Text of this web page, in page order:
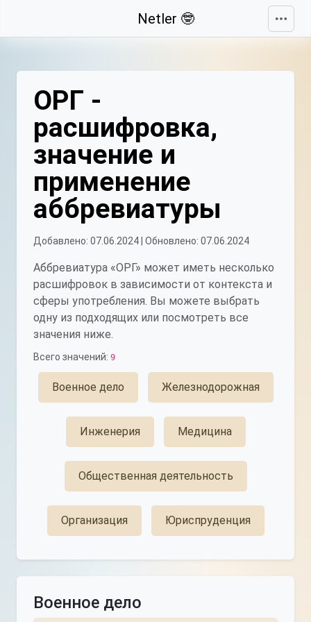
Netler 🤓
ОРГ -
расшифровка,
значение и
применение
аббревиатуры
Добавлено: 07.06.2024 | Обновлено: 07.06.2024
Аббревиатура «ОРГ» может иметь несколько
расшифровок в зависимости от контекста и
сферы употребления. Вы можете выбрать
одну из подходящих или посмотреть все
значения ниже.
Всего значений: 9
Военное дело Железнодорожная
Инженерия Медицина
Общественная деятельность
Организация Юриспруденция
Военное дело